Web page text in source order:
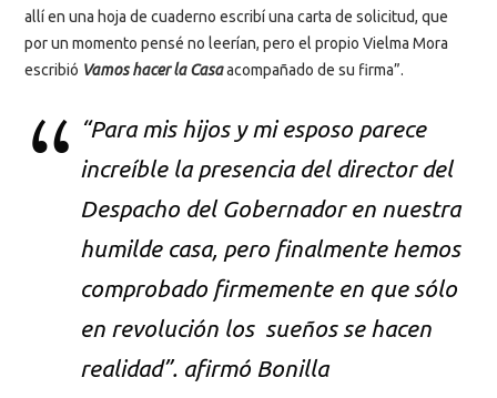
allí en una hoja de cuaderno escribí una carta de solicitud, que
por un momento pensé no leerían, pero el propio Vielma Mora
escribió Vamos hacer la Casaacompañado de su firma”.
“Para mis hijos y mi esposo parece
increíble la presencia del director del
Despacho del Gobernador en nuestra
humilde casa, pero finalmente hemos
comprobado firmemente en que sólo
en revolución los sueños se hacen
realidad”. afirmó Bonilla